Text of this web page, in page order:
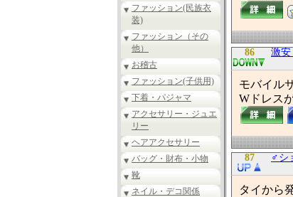
ファッション(民族衣
装)
ファッション（その
他）
お稽古
ファッション(子供用)
下着・パジャマ
アクセサリー・ジュエ
リー
ヘアアクセサリー
バッグ・財布・小物
靴
ネイル・デコ関係
86 激
モバイル
Wドレス
87 ♂シ
タイから